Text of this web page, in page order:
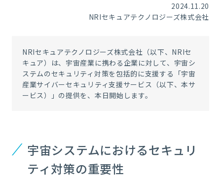
2024.11.20
NRIセキュアテクノロジーズ株式会社
NRIセキュアテクノロジーズ株式会社（以下、NRIセ
キュア）は、宇宙産業に携わる企業に対して、宇宙シ
ステムのセキュリティ対策を包括的に支援する「宇宙
産業サイバーセキュリティ支援サービス（以下、本サ
ービス）」の提供を、本日開始します。
宇宙システムにおけるセキュリ
ティ対策の重要性